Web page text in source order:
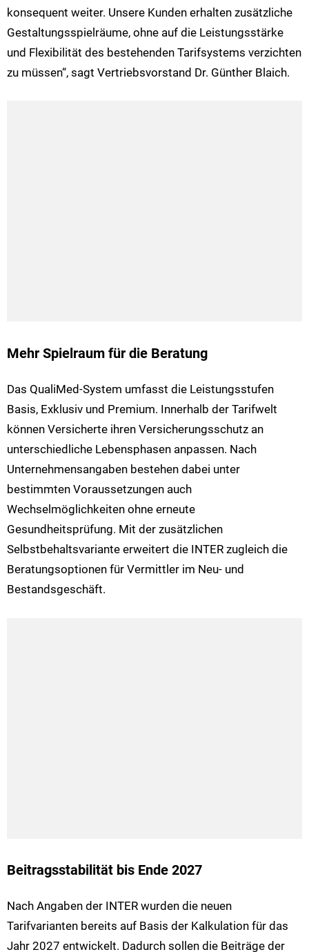
konsequent weiter. Unsere Kunden erhalten zusätzliche
Gestaltungsspielräume, ohne auf die Leistungsstärke
und Flexibilität des bestehenden Tarifsystems verzichten
zu müssen“, sagt Vertriebsvorstand Dr. Günther Blaich.
Mehr Spielraum für die Beratung
Das QualiMed-System umfasst die Leistungsstufen
Basis, Exklusiv und Premium. Innerhalb der Tarifwelt
können Versicherte ihren Versicherungsschutz an
unterschiedliche Lebensphasen anpassen. Nach
Unternehmensangaben bestehen dabei unter
bestimmten Voraussetzungen auch
Wechselmöglichkeiten ohne erneute
Gesundheitsprüfung. Mit der zusätzlichen
Selbstbehaltsvariante erweitert die INTER zugleich die
Beratungsoptionen für Vermittler im Neu- und
Bestandsgeschäft.
Beitragsstabilität bis Ende 2027
Nach Angaben der INTER wurden die neuen
Tarifvarianten bereits auf Basis der Kalkulation für das
Jahr 2027 entwickelt. Dadurch sollen die Beiträge der